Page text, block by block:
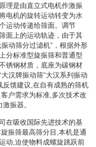
理是由直立式电机作激振
电机的旋转运动转变为水
运动传递给筛面。调节
面上的运动轨迹，由于其
动筛分过滤机”，根据外形
分标准型旋振筛和普通型
锈钢材质，底座为碳钢材
汉牌振动筛”大汉系列振动
馈建议,在自有成熟的筛机
户需求为标准,多次技术改
振器。
在吸收国际先进技术的基
振筛最高筛分目,本机是通
动,迫使物料成螺旋跳跃前